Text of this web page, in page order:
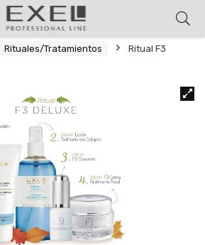
Rituales/Tratamientos
Ritual F3